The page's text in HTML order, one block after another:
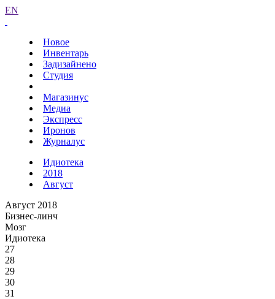
EN
Новое
Инвентарь
Задизайнено
Студия
Магазинус
Медиа
Экспресс
Иронов
Журналус
Идиотека
2018
Август
Август 2018
Бизнес-линч
Мозг
Идиотека
27
28
29
30
31